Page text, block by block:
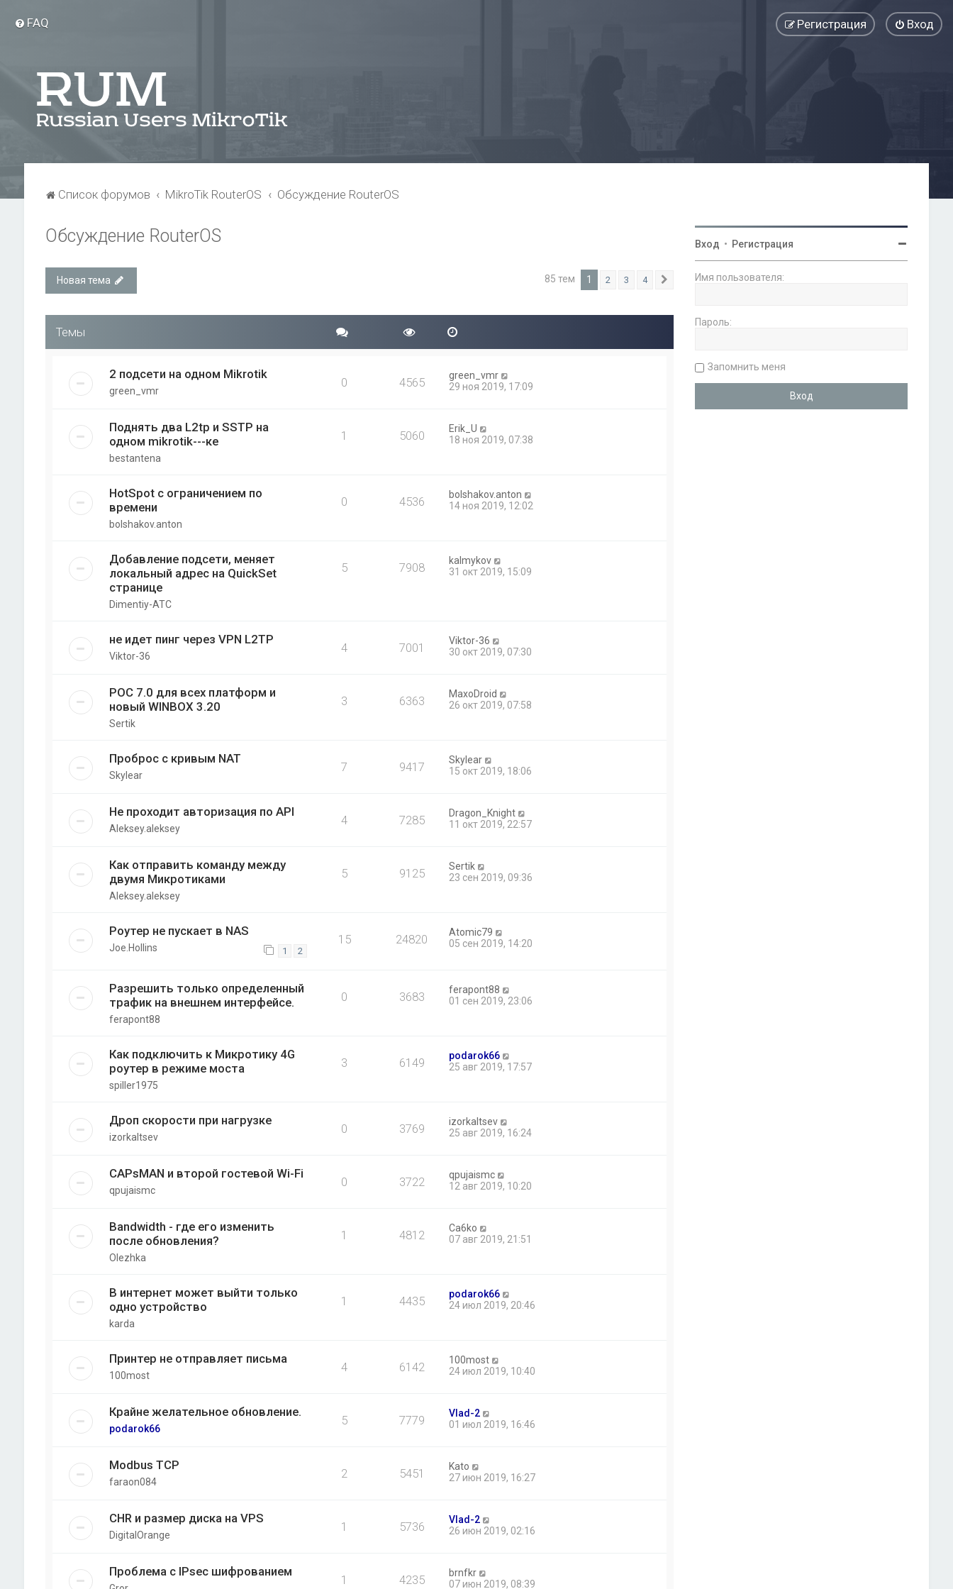
FAQ Вход
Регистрация
Список форумов MikroTik RouterOS Обсуждение RouterOS
Обсуждение RouterOS
Новая тема 85 тем 1 2 3 4 След.
Темы
2 подсети на одном Mikrotik
green_vmr
0 4565
green_vmr
29 ноя 2019, 17:09
Поднять два L2tp и SSTP на
одном mikrotik---ке
bestantena
1 5060
Erik_U
18 ноя 2019, 07:38
HotSpot с ограничением по
времени
bolshakov.anton
0 4536
bolshakov.anton
14 ноя 2019, 12:02
Добавление подсети, меняет
локальный адрес на QuickSet
странице
Dimentiy-ATC
5 7908
kalmykov
31 окт 2019, 15:09
не идет пинг через VPN L2TP
Viktor-36
4 7001
Viktor-36
30 окт 2019, 07:30
РОС 7.0 для всех платформ и
новый WINBOX 3.20
Sertik
3 6363
MaxoDroid
26 окт 2019, 07:58
Проброс с кривым NAT
Skylear
7 9417
Skylear
15 окт 2019, 18:06
Не проходит авторизация по API
Aleksey.aleksey
4 7285
Dragon_Knight
11 окт 2019, 22:57
Как отправить команду между
двумя Микротиками
Aleksey.aleksey
5 9125
Sertik
23 сен 2019, 09:36
Роутер не пускает в NAS
Joe.Hollins 1 2
15 24820
Atomic79
05 сен 2019, 14:20
Разрешить только определенный
трафик на внешнем интерфейсе.
ferapont88
0 3683
ferapont88
01 сен 2019, 23:06
Как подключить к Микротику 4G
роутер в режиме моста
spiller1975
3 6149
podarok66
25 авг 2019, 17:57
Дроп скорости при нагрузке
izorkaltsev
0 3769
izorkaltsev
25 авг 2019, 16:24
CAPsMAN и второй гостевой Wi-Fi
qpujaismc
0 3722
qpujaismc
12 авг 2019, 10:20
Bandwidth - где его изменить
после обновления?
Olezhka
1 4812
Ca6ko
07 авг 2019, 21:51
В интернет может выйти только
одно устройство
karda
1 4435
podarok66
24 июл 2019, 20:46
Принтер не отправляет письма
100most
4 6142
100most
24 июл 2019, 10:40
Крайне желательное обновление.
podarok66
5 7779
Vlad-2
01 июл 2019, 16:46
Modbus TCP
faraon084
2 5451
Kato
27 июн 2019, 16:27
CHR и размер диска на VPS
DigitalOrange
1 5736
Vlad-2
26 июн 2019, 02:16
Проблема с IPsec шифрованием
1 4235
brnfkr
07 июн 2019, 08:39
Вход • Регистрация
Имя пользователя:
Пароль:
Запомнить меня